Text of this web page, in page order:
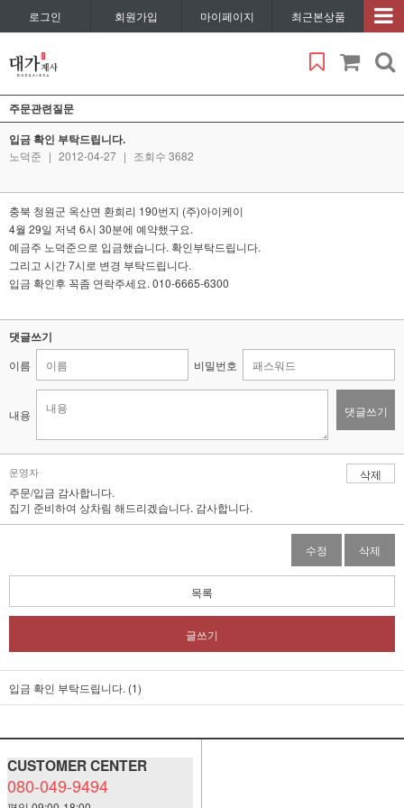
로그인 회원가입 마이페이지 최근본상품
주문관련질문
입금 확인 부탁드립니다.
노덕준 | 2012-04-27 | 조회수 3682
충북 청원군 옥산면 환희리 190번지 (주)아이케이
4월 29일 저녁 6시 30분에 예약했구요.
예금주 노덕준으로 입금했습니다. 확인부탁드립니다.
그리고 시간 7시로 변경 부탁드립니다.
입금 확인후 꼭좀 연락주세요. 010-6665-6300
댓글쓰기
이름 비밀번호
내용 댓글쓰기
운영자
삭제
주문/입금 감사합니다.
집기 준비하여 상차림 해드리겠습니다. 감사합니다.
수정 삭제
목록
글쓰기
입금 확인 부탁드립니다. (1)
CUSTOMER CENTER
080-049-9494